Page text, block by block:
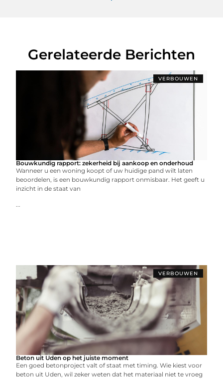
Gerelateerde Berichten
VERBOUWEN
Bouwkundig rapport: zekerheid bij aankoop en onderhoud
Wanneer u een woning koopt of uw huidige pand wilt laten
beoordelen, is een bouwkundig rapport onmisbaar. Het geeft u
inzicht in de staat van
...
VERBOUWEN
Beton uit Uden op het juiste moment
Een goed betonproject valt of staat met timing. Wie kiest voor
beton uit Uden, wil zeker weten dat het materiaal niet te vroeg